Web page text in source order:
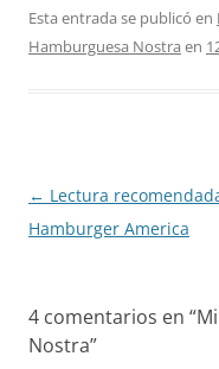
Esta entrada se publicó en
Hamburguesa Nostra en
Navegación
de
← Lectura
Hamburger America
4 comentarios en “
Nostra”